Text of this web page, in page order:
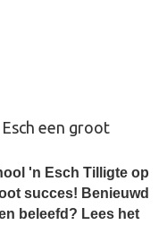
een groot
'n Esch Tilligte op
succes! Benieuwd
beleefd? Lees het